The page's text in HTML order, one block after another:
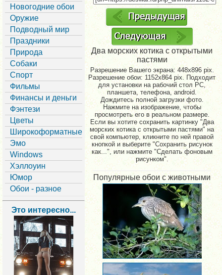
Новогодние обои
Оружие
Подводный мир
Праздники
Природа
Собаки
Спорт
Фильмы
Финансы и деньги
Фэнтези
Цветы
Широкоформатные
Эмо
Windows
Хэллоуин
Юмор
Обои - разное
Это интересно...
Два морских котика с открытыми
пастями
Разрешение Вашего экрана:448x896 pix.
Разрешение обои: 1152x864 pix. Подходит
для установки на рабочий стол PC,
планшета, телефона, android.
Дождитесь полной загрузки фото.
Нажмите на изображение, чтобы
просмотреть его в реальном размере.
Если вы хотите сохранить картинку "Два
морских котика с открытыми пастями" на
свой компьютер, кликните по ней правой
кнопкой и выберите "Сохранить рисунок
как...", или нажмите "Сделать фоновым
рисунком".
Популярные обои с животными